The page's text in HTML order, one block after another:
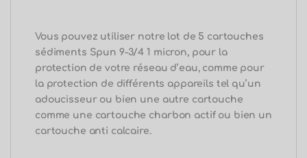
Vous pouvez utiliser notre lot de 5 cartouches
sédiments Spun 9-3/4 1 micron, pour la
protection de votre réseau d’eau, comme pour
la protection de différents appareils tel qu’un
adoucisseur ou bien une autre cartouche
comme une cartouche charbon actif ou bien un
cartouche anti calcaire.